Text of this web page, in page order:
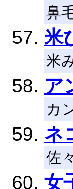
鼻
米
米
ア
カ
ネ
佐
女